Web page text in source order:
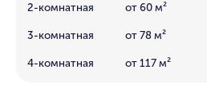
2-комнатная от 60 м²
3-комнатная от 78 м²
4-комнатная от 117 м²